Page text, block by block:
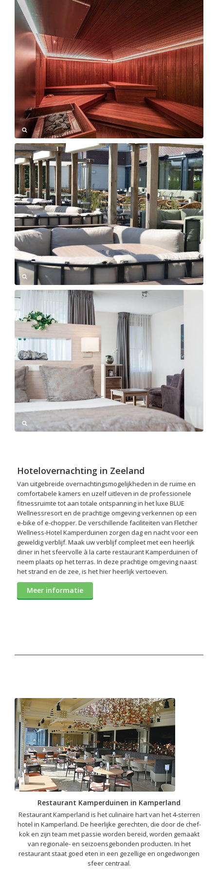
Hotelovernachting in Zeeland
Van uitgebreide overnachtingsmogelijkheden in de ruime en
comfortabele kamers en uzelf uitleven in de professionele
fitnessruimte tot aan totale ontspanning in het luxe BLUE
Wellnessresort en de prachtige omgeving verkennen op een
e-bike of e-chopper. De verschillende faciliteiten van Fletcher
Wellness-Hotel Kamperduinen zorgen dag en nacht voor een
geweldig verblijf. Maak uw verblijf compleet met een heerlijk
diner in het sfeervolle à la carte restaurant Kamperduinen of
neem plaats op het terras. In deze prachtige omgeving naast
het strand en de zee, is het hier heerlijk vertoeven.
Meer informatie
Restaurant Kamperduinen in Kamperland
Restaurant Kamperland is het culinaire hart van het 4-sterren
hotel in Kamperland. De heerlijke gerechten, die door de chef-
kok en zijn team met passie worden bereid, worden gemaakt
van regionale- en seizoensgebonden producten. In het
restaurant staat goed eten in een gezellige en ongedwongen
sfeer centraal.